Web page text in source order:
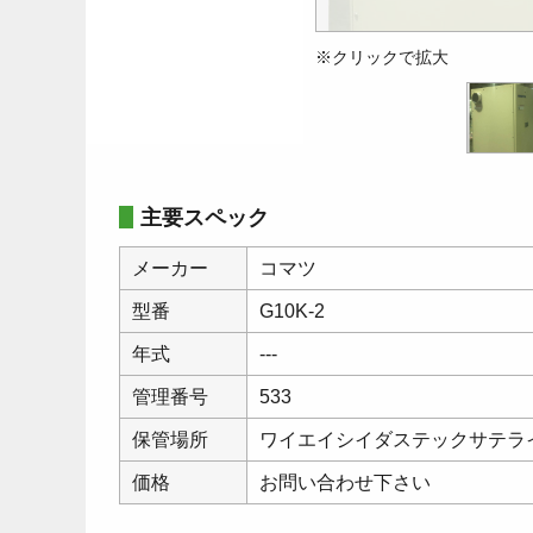
※クリックで拡大
主要スペック
メーカー コマツ
型番 G10K-2
年式 ---
管理番号 533
保管場所 ワイエイシイダステックサテラ
価格 お問い合わせ下さい